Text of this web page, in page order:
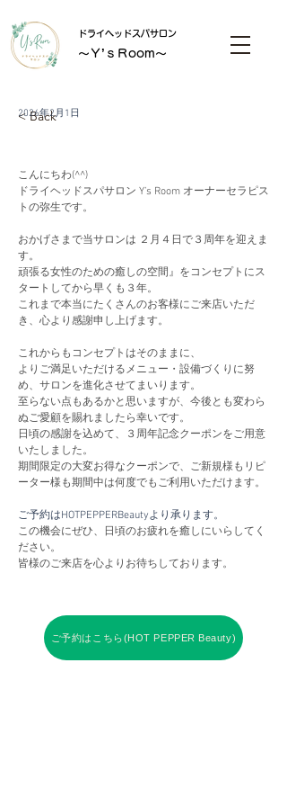
ドライヘッドスパサロン
～Ｙ’ｓＲoom～
< Back
2026年2月1日
こんにちわ(^^)
ドライヘッドスパサロン Y’s Room オーナーセラピス
トの弥生です。
おかげさまで当サロンは ２月４日で３周年を迎えま
す。
頑張る女性のための癒しの空間』をコンセプトにス
タートしてから早くも３年。
これまで本当にたくさんのお客様にご来店いただ
き、心より感謝申し上げます。
これからもコンセプトはそのままに、
よりご満足いただけるメニュー・設備づくりに努
め、サロンを進化させてまいります。
至らない点もあるかと思いますが、今後とも変わら
ぬご愛顧を賜れましたら幸いです。
日頃の感謝を込めて、３周年記念クーポンをご用意
いたしました。
期間限定の大変お得なクーポンで、ご新規様もリピ
ーター様も期間中は何度でもご利用いただけます。
ご予約はHOTPEPPERBeautyより承ります。
この機会にぜひ、日頃のお疲れを癒しにいらしてく
ださい。
皆様のご来店を心よりお待ちしております。
ご予約はこちら(HOT PEPPER Beauty)